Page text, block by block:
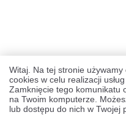
Witaj. Na tej stronie
cookies w celu realizacji
Zamknięcie tego komunikatu
na Twoim komputerze.
lub dostępu do nich w Twojej